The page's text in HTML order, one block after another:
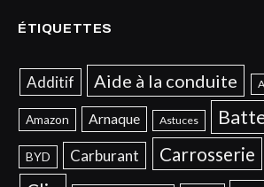
ÉTIQUETTES
Additif Aide à la conduite
Amazon Arnaque Astuces
BYD Carburant Carrosserie